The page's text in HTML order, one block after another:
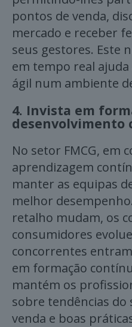
pontos de venda,
mercado e receber
seus gestores. Este
em tempo real
ágil num ambiente
4. Invista em
desenvolvimento
No setor FMCG, em
aprendizagem
manter as equipas
melhor
retalho mudam, os
consumidores
concorrentes
em formação
mantém os
sobre tendências do
venda e boas